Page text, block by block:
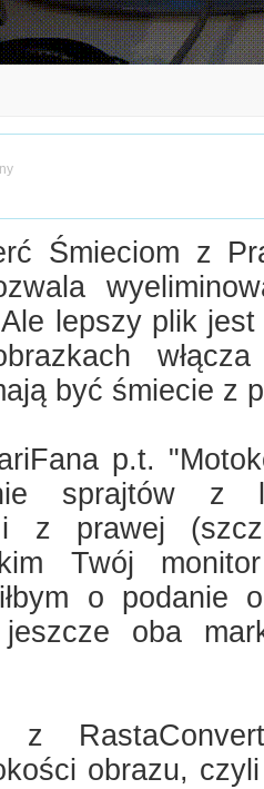
Śmieciom z
lepszy plik
być śmiecie z
p.t.
sprajtów z
i z prawej
Twój
o podanie
oba
z
obrazu,